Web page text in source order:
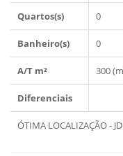
Quartos(s) 0
Banheiro(s) 0
A/T m² 300 (m
Diferenciais
ÓTIMA LOCALIZAÇÃO -